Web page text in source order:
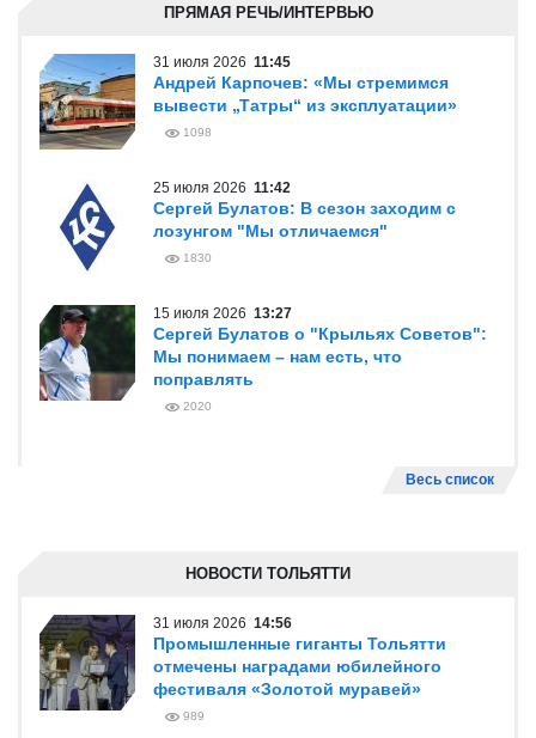
ПРЯМАЯ РЕЧЬ/ИНТЕРВЬЮ
31 июля 2026 11:45
Андрей Карпочев: «Мы стремимся
вывести „Татры“ из эксплуатации»
1098
25 июля 2026 11:42
Сергей Булатов: В сезон заходим с
лозунгом "Мы отличаемся"
1830
15 июля 2026 13:27
Сергей Булатов о "Крыльях Советов":
Мы понимаем – нам есть, что
поправлять
2020
Весь список
НОВОСТИ ТОЛЬЯТТИ
31 июля 2026 14:56
Промышленные гиганты Тольятти
отмечены наградами юбилейного
фестиваля «Золотой муравей»
989